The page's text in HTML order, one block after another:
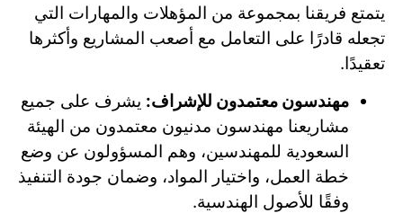
يتمتع فريقنا بمجموعة من المؤهلات والمهارات التي
تجعله قادرًا على التعامل مع أصعب المشاريع وأكثرها
تعقيدًا.
مهندسون معتمدون للإشراف: يشرف على جميع
مشاريعنا مهندسون مدنيون معتمدون من الهيئة
السعودية للمهندسين، وهم المسؤولون عن وضع
خطة العمل، واختيار المواد، وضمان جودة التنفيذ
وفقًا للأصول الهندسية.